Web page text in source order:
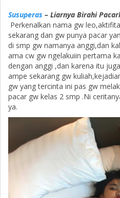
Susuperas – Liarnya Birahi
Perkenalkan nama gw
sekarang dan gw punya pacar
di smp gw namanya anggi,dan
ama cw gw ngelakuiin pertama
dengan anggi ,dan karena itu
ampe sekarang gw
gw yang tercinta ini pas gw
pacar gw kelas 2 smp .Ni
ya.